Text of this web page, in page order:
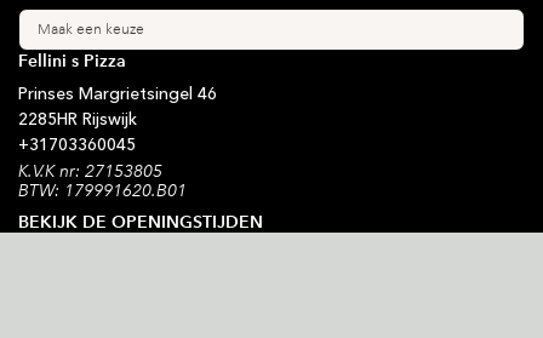
Maak een keuze
Fellini s Pizza
Prinses Margrietsingel 46
2285HR Rijswijk
+31703360045
K.V.K nr: 27153805
BTW: 179991620.B01
BEKIJK DE OPENINGSTIJDEN